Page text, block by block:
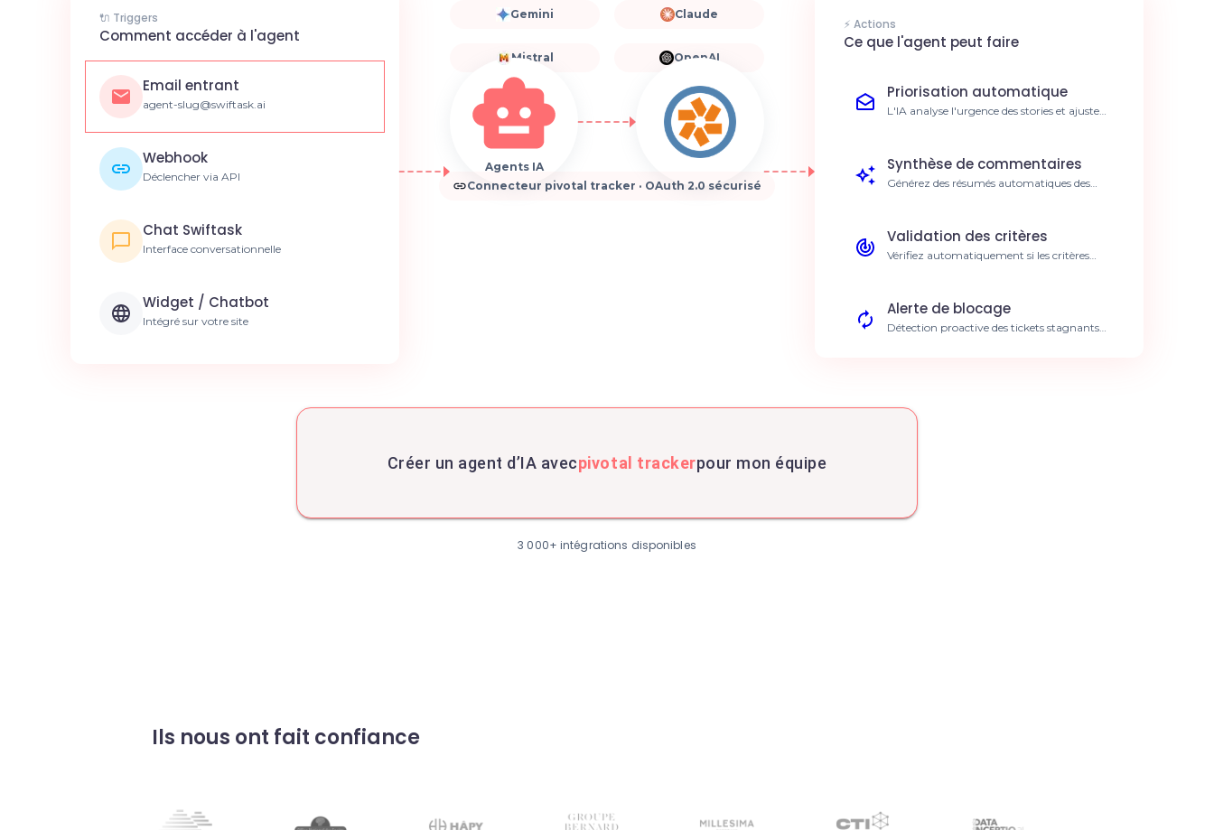
🔌 Triggers
Comment accéder à l'agent
Email entrant
agent-slug@swiftask.ai
Webhook
Déclencher via API
Chat Swiftask
Interface conversationnelle
Widget / Chatbot
Intégré sur votre site
Gemini Claude
Mistral OpenAI
Agents IA
Connecteur pivotal tracker · OAuth 2.0 sécurisé
⚡ Actions
Ce que l'agent peut faire
Priorisation automatique
L'IA analyse l'urgence des stories et ajuste
Synthèse de commentaires
Générez des résumés automatiques des
40%.
Validation des critères
Vérifiez automatiquement si les critères
Alerte de blocage
Détection proactive des tickets stagnants
sur les données réelles du projet. Visibilité
stratégique amélioré.
Estimation intelligente
Créer un agent d’IA avecpivotal trackerpour mon équipe
3 000+ intégrations disponibles
Ils nous ont fait confiance